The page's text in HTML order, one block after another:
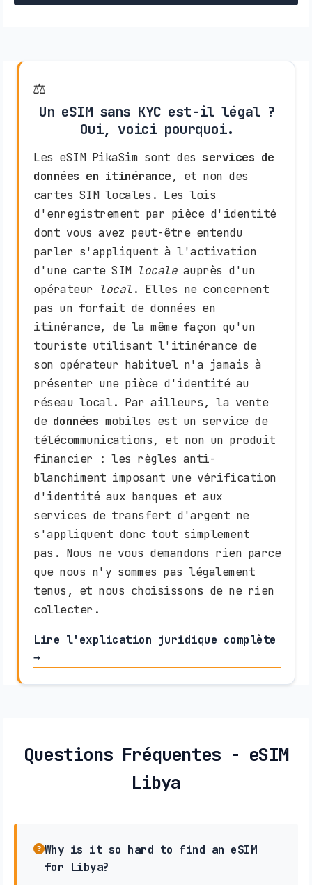
⚖️
Un eSIM sans KYC est-il légal ?
Oui, voici pourquoi.
Les eSIM PikaSim sont des services de
données en itinérance, et non des
cartes SIM locales. Les lois
d'enregistrement par pièce d'identité
dont vous avez peut-être entendu
parler s'appliquent à l'activation
d'une carte SIM localeauprès d'un
opérateur local . Elles ne concernent
pas un forfait de données en
itinérance, de la même façon qu'un
touriste utilisant l'itinérance de
son opérateur habituel n'a jamais à
présenter une pièce d'identité au
réseau local. Par ailleurs, la vente
de données mobiles est un service de
télécommunications, et non un produit
financier : les règles anti-
blanchiment imposant une vérification
d'identité aux banques et aux
services de transfert d'argent ne
s'appliquent donc tout simplement
pas. Nous ne vous demandons rien parce
que nous n'y sommes pas légalement
tenus, et nous choisissons de ne rien
collecter.
Lire l'explication juridique complète
→
Questions Fréquentes - eSIM
Libya
Why is it so hard to find an eSIM
for Libya?